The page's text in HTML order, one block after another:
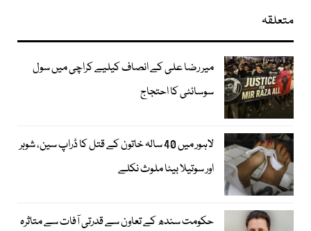
متعلقہ
میر رضا علی کے انصاف کیلیے کراچی میں سول
سوسائٹی کا احتجاج
لاہور میں 40 سالہ خاتون کے قتل کا ڈراپ سین، شوہر
اور سوتیلا بیٹا ملوث نکلے
حکومت سندھ کے تعاون سے قدرتی آفات سے متاثرہ